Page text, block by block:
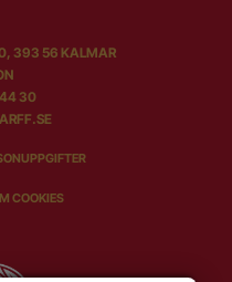
393 56 KALMAR
30
COOKIES